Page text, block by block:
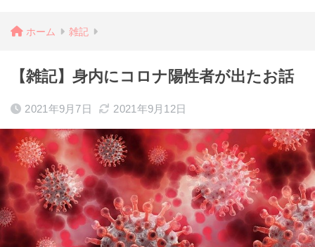
ホーム 雑記
【雑記】身内にコロナ陽性者が出たお話
2021年9月7日 2021年9月12日